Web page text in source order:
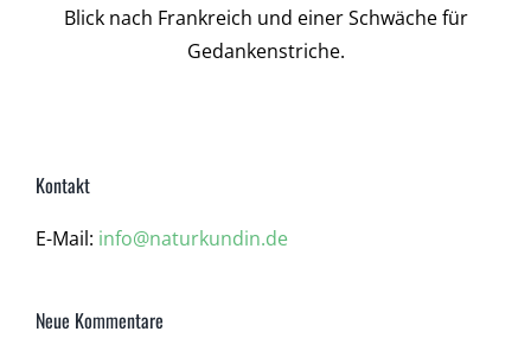
Blick nach Frankreich und einer Schwäche für
Gedankenstriche.
Kontakt
E-Mail: info@naturkundin.de
Neue Kommentare